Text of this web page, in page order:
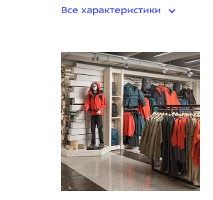
Все характеристики